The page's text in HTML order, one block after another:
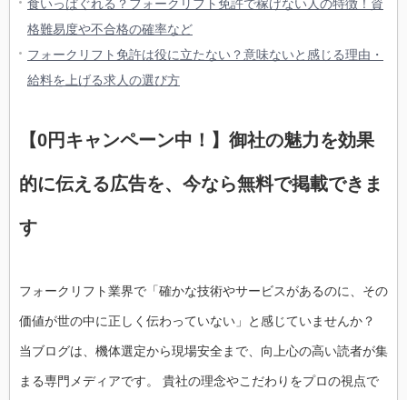
食いっぱぐれる？フォークリフト免許で稼げない人の特徴！資
格難易度や不合格の確率など
フォークリフト免許は役に立たない？意味ないと感じる理由・
給料を上げる求人の選び方
【0円キャンペーン中！】御社の魅力を効果
的に伝える広告を、今なら無料で掲載できま
す
フォークリフト業界で「確かな技術やサービスがあるのに、その
価値が世の中に正しく伝わっていない」と感じていませんか？
当ブログは、機体選定から現場安全まで、向上心の高い読者が集
まる専門メディアです。 貴社の理念やこだわりをプロの視点で